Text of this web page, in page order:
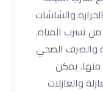
والشاشات
من تسرب المياه.
والصرف الصحي
يمكن
والعازلات